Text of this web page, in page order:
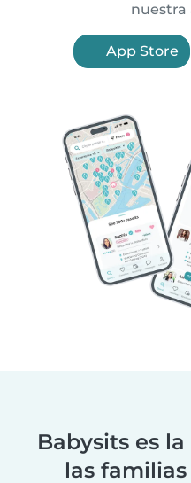
nuestra
App Store
Babysits es
las